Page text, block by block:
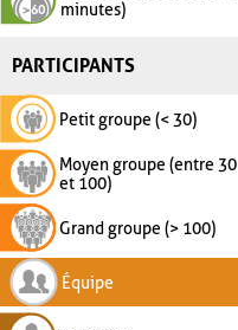
minutes)
PARTICIPANTS
Petit groupe (< 30)
Moyen groupe (entre 30
et 100)
Grand groupe (> 100)
Équipe